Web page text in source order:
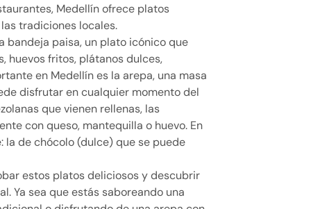
Medellín ofrece platos
tradiciones locales.
bandeja paisa, un plato icónico que
huevos fritos, plátanos dulces,
en Medellín es la arepa, una masa
disfrutar en cualquier momento del
que vienen rellenas, las
con queso, mantequilla o huevo. En
la de chócolo (dulce) que se puede
estos platos deliciosos y descubrir
Ya sea que estás saboreando una